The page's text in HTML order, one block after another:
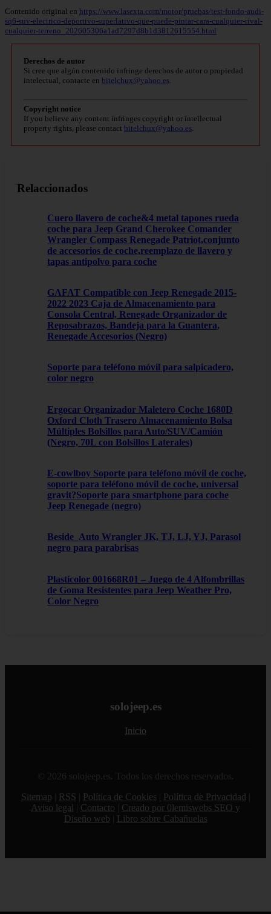
Contenido original en https://www.lasexta.com/motor/pruebas/test-fondo-audi-
sq6-suv-electrico-deportivo-superlativo-que-puede-pintar-cara-cualquier-rival-
cualquier-terreno_202605306a1ad7297d8b1d3812615554.html
Derechos de autor
Si cree que algún contenido infringe derechos de autor o propiedad
intelectual, contacte en bitelchux@yahoo.es.
Copyright notice
If you believe any content infringes copyright or intellectual
property rights, please contact bitelchux@yahoo.es.
Relaccionados
Cuero llavero de coche&4 metal tapones rueda
coche para Jeep Grand Cherokee Comander
Wrangler Compass Renegade Patriot,conjunto
de accesorios de coche,reemplazo de llavero y
tapas antipolvo para coche
GAFAT Compatible con Jeep Renegade 2015-
2022 2023 Caja de Almacenamiento para
Consola Central, Renegade Organizador de
Reposabrazos, Bandeja para la Guantera,
Renegade Accesorios (Negro)
Soporte para teléfono móvil para salpicadero,
color negro
Ergocar Organizador Maletero Coche 1680D
Oxford Cloth Trasero Almacenamiento Bolsa
Múltiples Bolsillos para Auto/SUV/Camión
(Negro, 70L con Bolsillos Laterales)
E-cowlboy Soporte para teléfono móvil de coche,
soporte para teléfono móvil de coche, universal
gravit?Soporte para smartphone para coche
Jeep Renegade (negro)
Beside_Auto Wrangler JK, TJ, LJ, YJ, Parasol
negro para parabrisas
Plasticolor 001668R01 – Juego de 4 Alfombrillas
de Goma Resistentes para Jeep Weather Pro,
Color Negro
solojeep.es
Inicio
© 2026 solojeep.es. Todos los derechos reservados.
Sitemap
RSS Política de Cookies Política de Privacidad
Aviso legal
Contacto
Creado por 0lemiswebs SEO y
Diseño web
Libro sobre Cabañuelas